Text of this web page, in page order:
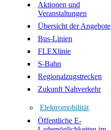
Aktionen und
Veranstaltungen
Übersicht der Angebote
Bus-Linien
FLEXlinie
S-Bahn
Regionalzugstrecken
Zukunft Nahverkehr
Elektromobilität
Öffentliche E-